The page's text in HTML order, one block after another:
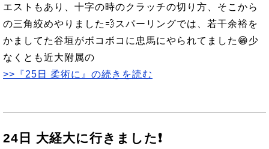
エストもあり、十字の時のクラッチの切り方、そこから
の三角絞めやりました💨スパーリングでは、若干余裕を
かましてた谷垣がボコボコに忠馬にやられてました😁少
なくとも近大附属の
>>『25日 柔術に』の続きを読む
24日 大経大に行きました❗